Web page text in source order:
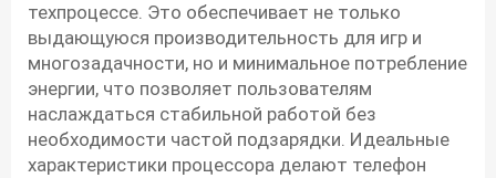
техпроцессе. Это обеспечивает не только
выдающуюся производительность для игр и
многозадачности, но и минимальное потребление
энергии, что позволяет пользователям
наслаждаться стабильной работой без
необходимости частой подзарядки. Идеальные
характеристики процессора делают телефон